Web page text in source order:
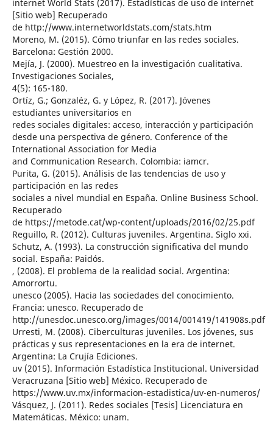
internet World Stats (2017). Estadísticas de uso de internet
[Sitio web] Recuperado
de http://www.internetworldstats.com/stats.htm
Moreno, M. (2015). Cómo triunfar en las redes sociales.
Barcelona: Gestión 2000.
Mejía, J. (2000). Muestreo en la investigación cualitativa.
Investigaciones Sociales,
4(5): 165-180.
Ortíz, G.; Gonzaléz, G. y López, R. (2017). Jóvenes
estudiantes universitarios en
redes sociales digitales: acceso, interacción y participación
desde una perspectiva de género. Conference of the
International Association for Media
and Communication Research. Colombia: iamcr.
Purita, G. (2015). Análisis de las tendencias de uso y
participación en las redes
sociales a nivel mundial en España. Online Business School.
Recuperado
de https://metode.cat/wp-content/uploads/2016/02/25.pdf
Reguillo, R. (2012). Culturas juveniles. Argentina. Siglo xxi.
Schutz, A. (1993). La construcción significativa del mundo
social. España: Paidós.
, (2008). El problema de la realidad social. Argentina:
Amorrortu.
unesco (2005). Hacia las sociedades del conocimiento.
Francia: unesco. Recuperado de
http://unesdoc.unesco.org/images/0014/001419/141908s.pdf
Urresti, M. (2008). Ciberculturas juveniles. Los jóvenes, sus
prácticas y sus representaciones en la era de internet.
Argentina: La Crujía Ediciones.
uv (2015). Información Estadística Institucional. Universidad
Veracruzana [Sitio web] México. Recuperado de
https://www.uv.mx/informacion-estadistica/uv-en-numeros/
Vásquez, J. (2011). Redes sociales [Tesis] Licenciatura en
Matemáticas. México: unam.